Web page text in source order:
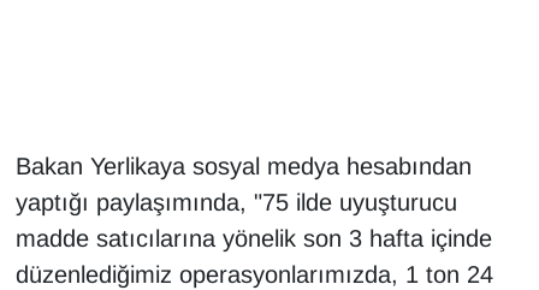
Bakan Yerlikaya sosyal medya hesabından
yaptığı paylaşımında, "75 ilde uyuşturucu
madde satıcılarına yönelik son 3 hafta içinde
düzenlediğimiz operasyonlarımızda, 1 ton 24
İngilizce
Kadın